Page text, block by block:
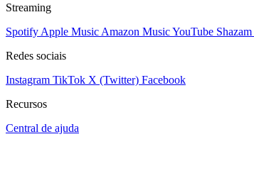
Streaming
Spotify Apple Music Amazon MusicYouTube Shazam
Redes sociais
Instagram TikTok X (Twitter) Facebook
Recursos
Central de ajuda